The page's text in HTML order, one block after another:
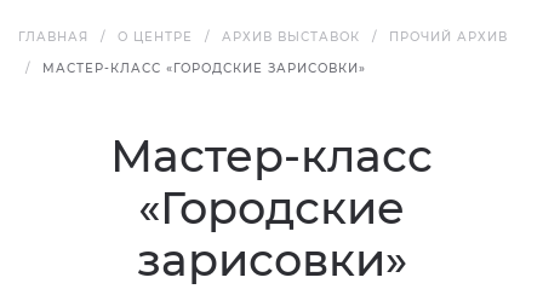
ГЛАВНАЯ О ЦЕНТРЕ АРХИВ ВЫСТАВОК
ПРОЧИЙ АРХИВ
МАСТЕР-КЛАСС «ГОРОДСКИЕ ЗАРИСОВКИ»
Мастер-класс
«Городские
зарисовки»